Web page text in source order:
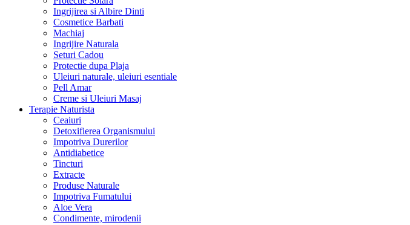
Ingrijirea si Albire Dinti
Cosmetice Barbati
Machiaj
Ingrijire Naturala
Seturi Cadou
Protectie dupa Plaja
Uleiuri naturale, uleiuri esentiale
Pell Amar
Creme si Uleiuri Masaj
Terapie Naturista
Ceaiuri
Detoxifierea Organismului
Impotriva Durerilor
Antidiabetice
Tincturi
Extracte
Produse Naturale
Impotriva Fumatului
Aloe Vera
Condimente, mirodenii